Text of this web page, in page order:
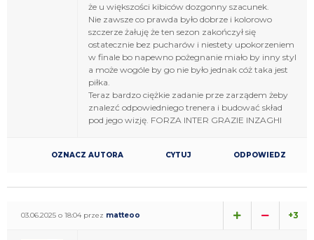
że u większości kibiców dozgonny szacunek.
Nie zawsze co prawda było dobrze i kolorowo
szczerze żałuję że ten sezon zakończył się
ostatecznie bez pucharów i niestety upokorzeniem
w finale bo napewno pożegnanie miało by inny styl
a może wogóle by go nie było jednak cóż taka jest
piłka.
Teraz bardzo ciężkie zadanie prze zarządem żeby
znalezć odpowiedniego trenera i budować skład
pod jego wizję. FORZA INTER GRAZIE INZAGHI
OZNACZ AUTORA CYTUJ ODPOWIEDZ
03.06.2025 o 18:04 przez matteoo +3